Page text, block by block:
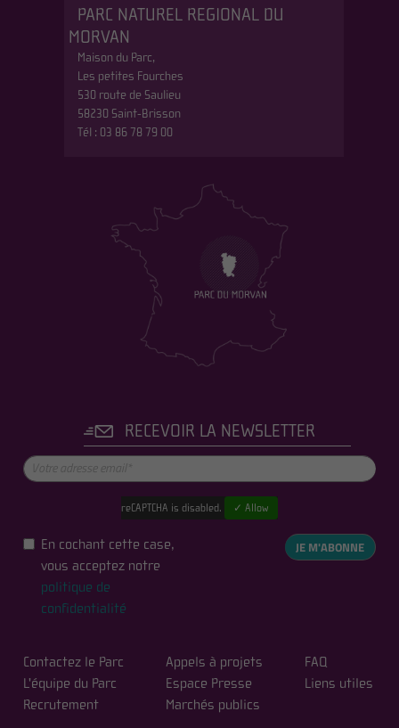
PARC NATUREL REGIONAL DU
MORVAN
Maison du Parc,
Les petites Fourches
530 route de Saulieu
58230 Saint-Brisson
Tél : 03 86 78 79 00
RECEVOIR LA NEWSLETTER
reCAPTCHA is disabled. ✓ Allow
En cochant cette case,
vous acceptez notre
politique de
confidentialité
JE M'ABONNE
Contactez le Parc
L'équipe du Parc
Recrutement
Appels à projets
Espace Presse
Marchés publics
FAQ
Liens utiles